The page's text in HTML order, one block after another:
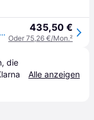
Tom Ford - Aviator Optical Frame - - Accessories - unisex - Grau - 53 MM 435,50 €
Oder 75,26 €/Mon.²
die
Alle anzeigen